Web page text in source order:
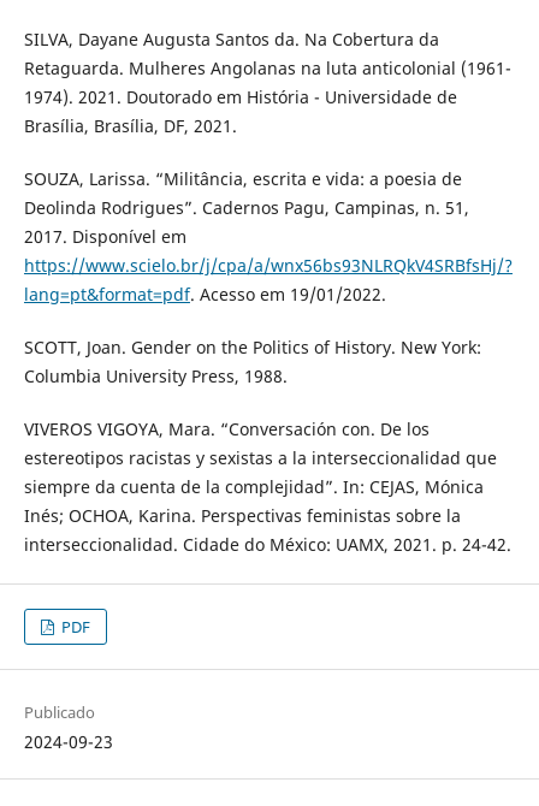
SILVA, Dayane Augusta Santos da. Na Cobertura da
Retaguarda. Mulheres Angolanas na luta anticolonial (1961-
1974). 2021. Doutorado em História - Universidade de
Brasília, Brasília, DF, 2021.
SOUZA, Larissa. “Militância, escrita e vida: a poesia de
Deolinda Rodrigues”. Cadernos Pagu, Campinas, n. 51,
2017. Disponível em
https://www.scielo.br/j/cpa/a/wnx56bs93NLRQkV4SRBfsHj/?
lang=pt&format=pdf. Acesso em 19/01/2022.
SCOTT, Joan. Gender on the Politics of History. New York:
Columbia University Press, 1988.
VIVEROS VIGOYA, Mara. “Conversación con. De los
estereotipos racistas y sexistas a la interseccionalidad que
siempre da cuenta de la complejidad”. In: CEJAS, Mónica
Inés; OCHOA, Karina. Perspectivas feministas sobre la
interseccionalidad. Cidade do México: UAMX, 2021. p. 24-42.
PDF
Publicado
2024-09-23